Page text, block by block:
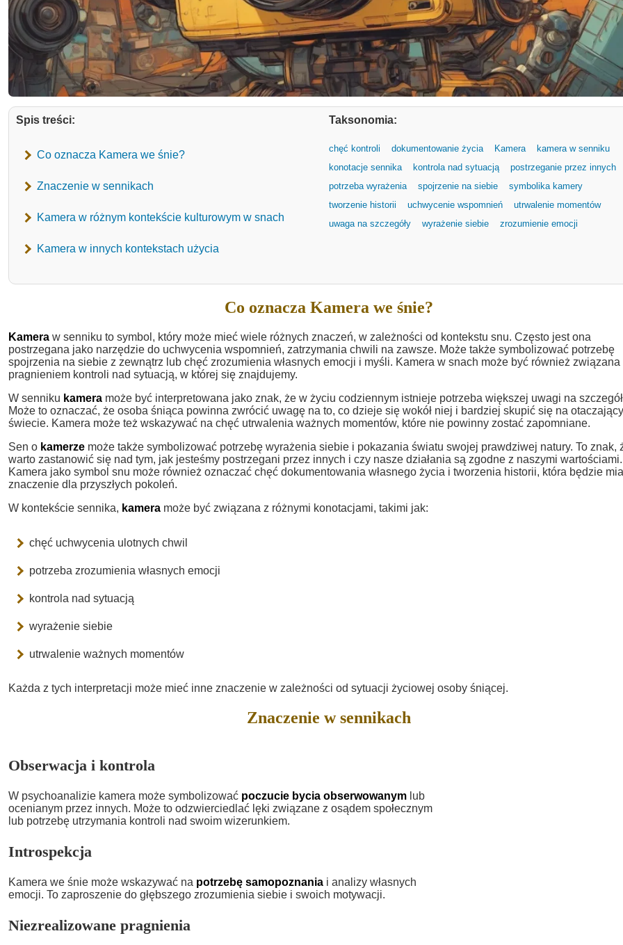
Spis treści:
Co oznacza Kamera we śnie?
Znaczenie w sennikach
Kamera w różnym kontekście kulturowym w snach
Kamera w innych kontekstach użycia
Taksonomia:
chęć kontroli dokumentowanie życia Kamera
kamera w senniku
konotacje sennika
kontrola nad sytuacją
postrzeganie przez innych
potrzeba wyrażenia
spojrzenie na siebie
symbolika kamery
tworzenie historii
uchwycenie wspomnień
utrwalenie momentów
uwaga na szczegóły
wyrażenie siebie zrozumienie emocji
Co oznacza Kamera we śnie?
Kamera w senniku to symbol, który może mieć wiele różnych znaczeń, w zależności od kontekstu snu. Często jest ona
postrzegana jako narzędzie do uchwycenia wspomnień, zatrzymania chwili na zawsze. Może także symbolizować potrzebę
spojrzenia na siebie z zewnątrz lub chęć zrozumienia własnych emocji i myśli. Kamera w snach może być również związana
pragnieniem kontroli nad sytuacją, w której się znajdujemy.
W senniku kamera może być interpretowana jako znak, że w życiu codziennym istnieje potrzeba większej uwagi na
Może to oznaczać, że osoba śniąca powinna zwrócić uwagę na to, co dzieje się wokół niej i bardziej skupić się na
świecie. Kamera może też wskazywać na chęć utrwalenia ważnych momentów, które nie powinny zostać zapomniane.
Sen o kamerze może także symbolizować potrzebę wyrażenia siebie i pokazania światu swojej prawdziwej natury. To znak,
warto zastanowić się nad tym, jak jesteśmy postrzegani przez innych i czy nasze działania są zgodne z naszymi wartościami.
Kamera jako symbol snu może również oznaczać chęć dokumentowania własnego życia i tworzenia historii, która będzie
znaczenie dla przyszłych pokoleń.
W kontekście sennika, kamera może być związana z różnymi konotacjami, takimi jak:
chęć uchwycenia ulotnych chwil
potrzeba zrozumienia własnych emocji
kontrola nad sytuacją
wyrażenie siebie
utrwalenie ważnych momentów
Każda z tych interpretacji może mieć inne znaczenie w zależności od sytuacji życiowej osoby śniącej.
Znaczenie w sennikach
Obserwacja i kontrola
W psychoanalizie kamera może symbolizować poczucie bycia obserwowanym lub
ocenianym przez innych. Może to odzwierciedlać lęki związane z osądem społecznym
lub potrzebę utrzymania kontroli nad swoim wizerunkiem.
Introspekcja
Kamera we śnie może wskazywać na potrzebę samopoznania i analizy własnych
emocji. To zaproszenie do głębszego zrozumienia siebie i swoich motywacji.
Niezrealizowane pragnienia